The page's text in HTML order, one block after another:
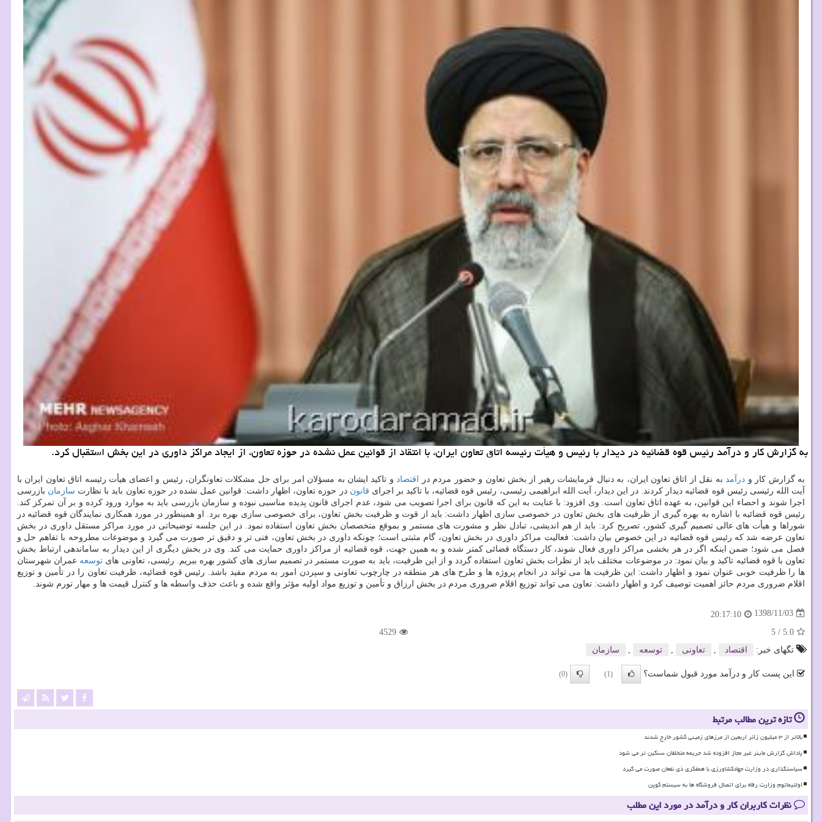
به گزارش كار و درآمد رئیس قوه قضائیه در دیدار با رئیس و هیأت رئیسه اتاق تعاون ایران، با انتقاد از قوانین عمل نشده در حوزه تعاون، از ایجاد مراكز داوری در این بخش استقبال كرد.
به گزارش كار و درآمدبه نقل از اتاق تعاون ایران، به دنبال فرمایشات رهبر از بخش تعاون و حضور مردم در اقتصادو تاكید ایشان به مسؤلان امر برای حل مشكلات تعاونگران، رئیس و اعضای هیأت رئیسه اتاق تعاون ایران با
آیت الله رئیسی رئیس قوه قضائیه دیدار كردند. در این دیدار، آیت الله ابراهیمی رئیسی، رئیس قوه قضائیه، با تاكید بر اجرای قانون در حوزه تعاون، اظهار داشت: قوانین عمل نشده در حوزه تعاون باید با نظارت سازمان بازرسی
اجرا شوند و احصاء این قوانین، به عهده اتاق تعاون است. وی افزود: با عنایت به این كه قانون برای اجرا تصویب می شود، عدم اجرای قانون پدیده مناسبی نبوده و سازمان بازرسی باید به موارد ورود كرده و بر آن تمركز كند.
رئیس قوه قضائیه با اشاره به بهره گیری از ظرفیت های بخش تعاون در خصوصی سازی اظهار داشت: باید از قوت و ظرفیت بخش تعاون، برای خصوصی سازی بهره برد. او همینطور در مورد همكاری نمایندگان قوه قضائیه در
شوراها و هیأت های عالی تصمیم گیری كشور، تصریح كرد: باید از هم اندیشی، تبادل نظر و مشورت های مستمر و بموقع متخصصان بخش تعاون استفاده نمود. در این جلسه توضیحاتی در مورد مراكز مستقل داوری در بخش
تعاون عرضه شد كه رئیس قوه قضائیه در این خصوص بیان داشت: فعالیت مراكز داوری در بخش تعاون، گام مثبتی است؛ چونكه داوری در بخش تعاون، فنی تر و دقیق تر صورت می گیرد و موضوعات مطروحه با تفاهم حل و
فصل می شود؛ ضمن اینكه اگر در هر بخشی مراكز داوری فعال شوند، كار دستگاه قضائی كمتر شده و به همین جهت، قوه قضائیه از مراكز داوری حمایت می كند. وی در بخش دیگری از این دیدار به ساماندهی ارتباط بخش
تعاون با قوه قضائیه تاكید و بیان نمود: در موضوعات مختلف باید از نظرات بخش تعاون استفاده گردد و از این ظرفیت، باید به صورت مستمر در تصمیم سازی های كشور بهره ببریم. رئیسی، تعاونی های توسعه عمران شهرستان
ها را ظرفیت خوبی عنوان نمود و اظهار داشت: این ظرفیت ها می تواند در انجام پروژه ها و طرح های هر منطقه در چارچوب تعاونی و سپردن امور به مردم مفید باشد. رئیس قوه قضائیه، ظرفیت تعاون را در تأمین و توزیع
اقلام ضروری مردم حائز اهمیت توصیف كرد و اظهار داشت: تعاون می تواند توزیع اقلام ضروری مردم در بخش ارزاق و تأمین و توزیع مواد اولیه مؤثر واقع شده و باعث حذف واسطه ها و كنترل قیمت ها و مهار تورم شوند.
1398/11/03
20:17:10
5.0
/
5
4529
تگهای خبر:
اقتصاد تعاونی توسعه سازمان
این پست کار و درآمد مورد قبول شماست؟ (1)
(0)
تازه ترین مطالب مرتبط
بالاتر از ۳ میلیون زائر اربعین از مرزهای زمینی کشور خارج شدند
پاداش گزارش ماینر غیر مجاز افزوده شد جریمه متخلفان سنگین تر می شود
سیاستگذاری در وزارت جهادکشاورزی با همفکری ذی نفعان صورت می گیرد
اولتیماتوم وزارت رفاه برای اتصال فروشگاه ها به سیستم کوپن
نظرات کاربران کار و درآمد در مورد این مطلب